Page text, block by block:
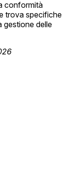
conformità
trova specifiche
gestione delle